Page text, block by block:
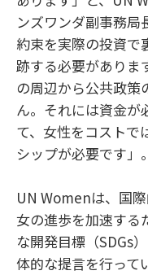
ンズワンダ副事務局
約束を実際の投資で
跡する必要がありま
の周辺から公共政策
ん。それには資金が
て、女性をコストで
シップが必要です」。
UN Womenは、国
女の進歩を加速する
な開発目標（SDGs
体的な提言を行って